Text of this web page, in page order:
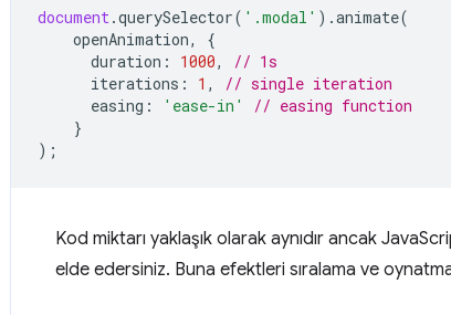
document.querySelector( '.modal' ).animate(
openAnimation,
{
duration : 1000,
// 1s
iterations : 1 ,
// single iteration
easing : 'ease-in'
// easing function
}
);
Kod miktarı yaklaşık olarak aynıdır ancak
elde edersiniz. Buna efektleri sıralama ve